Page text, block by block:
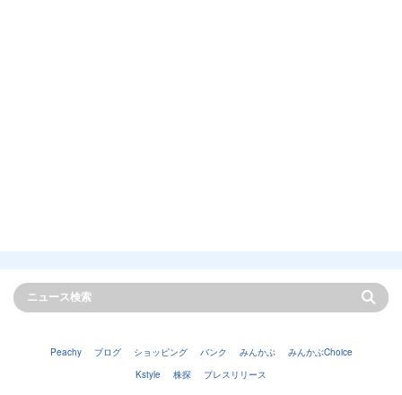
Peachy ブログ ショッピング バンク みんかぶ
みんかぶChoice
Kstyle
株探 プレスリリース